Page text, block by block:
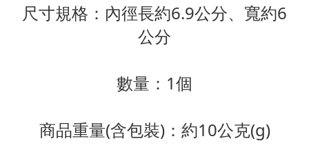
尺寸規格：內徑長約6.9公分、寬約6
公分
數量：1個
商品重量(含包裝)：約10公克(g)